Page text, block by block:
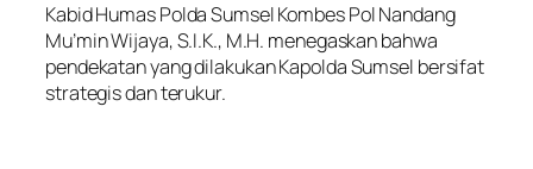
Kabid Humas Polda Sumsel Kombes Pol Nandang
Mu’min Wijaya, S.I.K., M.H. menegaskan bahwa
pendekatan yang dilakukan Kapolda Sumsel bersifat
strategis dan terukur.